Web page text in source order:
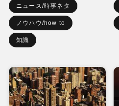
ニュース/時事ネタ
ノウハウ/how to
知識